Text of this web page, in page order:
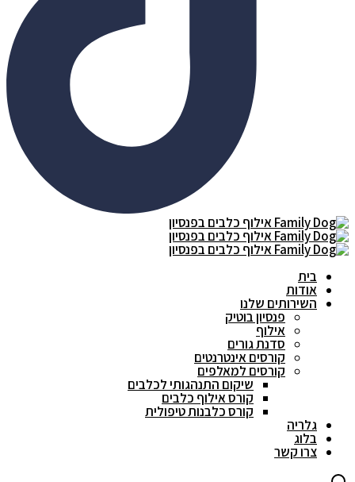
בית
אודות
השירותים שלנו
פנסיון בוטיק
אילוף
סדנת גורים
קורסים אינטרנטים
קורסים למאלפים
שיקום התנהגותי לכלבים
קורס אילוף כלבים
קורס כלבנות טיפולית
גלריה
בלוג
צרו קשר